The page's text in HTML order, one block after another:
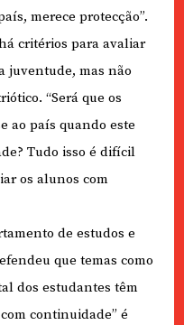
merece protecção”.
critérios para avaliar
juventude, mas não
“Será que os
ao país quando este
Tudo isso é difícil
os alunos com
de estudos e
que temas como
dos estudantes têm
continuidade” é